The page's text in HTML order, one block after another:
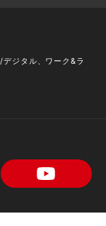
ジタル、ワーク&ラ